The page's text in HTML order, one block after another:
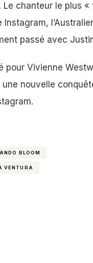
chanteur le plus
Instagram,
passé avec
Vivienne
nouvelle
BLOOM
VENTURA